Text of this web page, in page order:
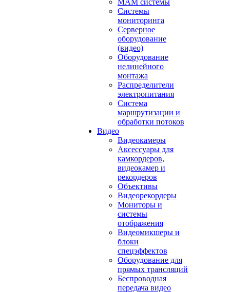
MAM системы
Системы
мониторинга
Серверное
оборудование
(видео)
Оборудование
нелинейного
монтажа
Распределители
электропитания
Система
маршрутизации и
обработки потоков
Видео
Видеокамеры
Аксессуары для
камкордеров,
видеокамер и
рекордеров
Объективы
Видеорекордеры
Мониторы и
системы
отображения
Видеомикшеры и
блоки
спецэффектов
Оборудование для
прямых трансляций
Беспроводная
передача видео